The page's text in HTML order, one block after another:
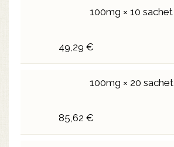
100mg × 10 sachet
49,29 €
100mg × 20 sachet
85,62 €